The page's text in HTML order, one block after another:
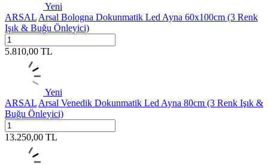
Yeni
ARSAL Arsal Bologna Dokunmatik Led Ayna 60x100cm (3 Renk
Işık & Buğu Önleyici)
5.810,00 TL
Yeni
ARSAL Arsal Venedik Dokunmatik Led Ayna 80cm (3 Renk Işık &
Buğu Önleyici)
13.250,00 TL